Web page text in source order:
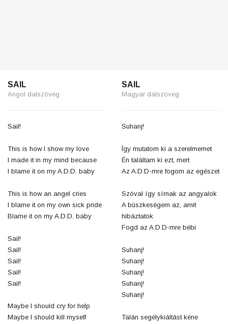
SAIL
Angol dalszöveg
Sail!
This is how I show my love
I made it in my mind because
I blame it on my A.D.D. baby
This is how an angel cries
I blame it on my own sick pride
Blame it on my A.D.D. baby
Sail!
Sail!
Sail!
Sail!
Sail!
Maybe I should cry for help
Maybe I should kill myself
SAIL
Magyar dalszöveg
Suhanj!
Így mutatom ki a szerelmemet
Én találtam ki ezt, mert
Az A.D.D-mre fogom az egészet
Szóval így sírnak az angyalok
A büszkeségem az, amit
hibáztatok
Fogd az A.D.D-mre bébi
Suhanj!
Suhanj!
Suhanj!
Suhanj!
Suhanj!
Talán segélykiáltást kéne